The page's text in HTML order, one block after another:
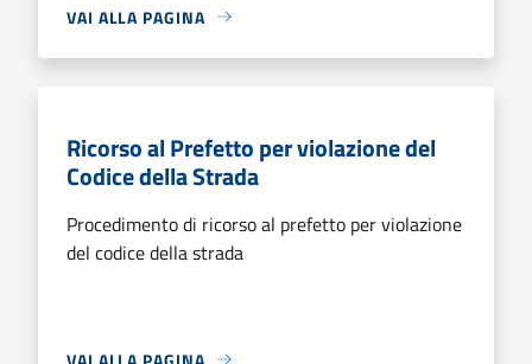
VAI ALLA PAGINA
Ricorso al Prefetto per violazione del
Codice della Strada
Procedimento di ricorso al prefetto per violazione
del codice della strada